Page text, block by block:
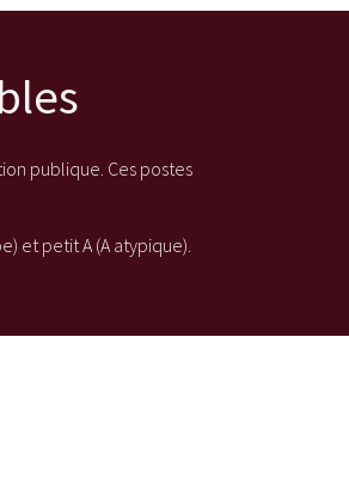
publique. Ces postes
et petit A (A atypique).